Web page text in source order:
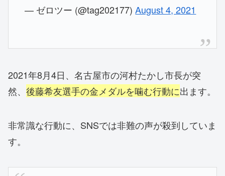
— ゼロツー (@tag202177)August 4, 2021
2021年8月4日、名古屋市の河村たかし市長が突
然、 後藤希友選手の金メダルを噛む行動に出ます。
非常識な行動に、SNSでは非難の声が殺到していま
す。